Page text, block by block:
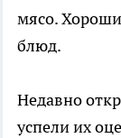
мясо.
блюд.
Недавно
успели их